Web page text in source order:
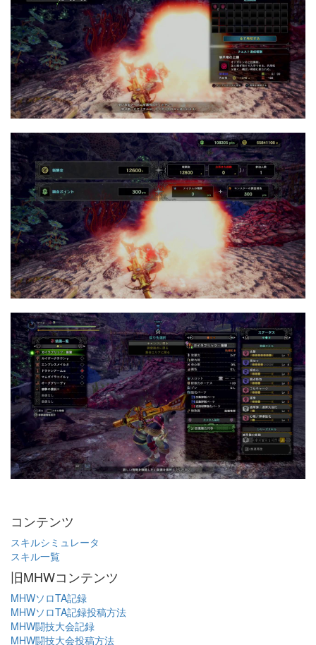
コンテンツ
スキルシミュレータ
スキル一覧
旧MHWコンテンツ
MHWソロTA記録
MHWソロTA記録投稿方法
MHW闘技大会記録
MHW闘技大会投稿方法